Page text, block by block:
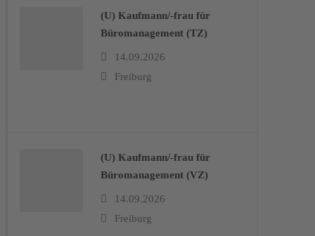
(U) Kaufmann/-frau für
Büromanagement (TZ)
14.09.2026
Freiburg
(U) Kaufmann/-frau für
Büromanagement (VZ)
14.09.2026
Freiburg